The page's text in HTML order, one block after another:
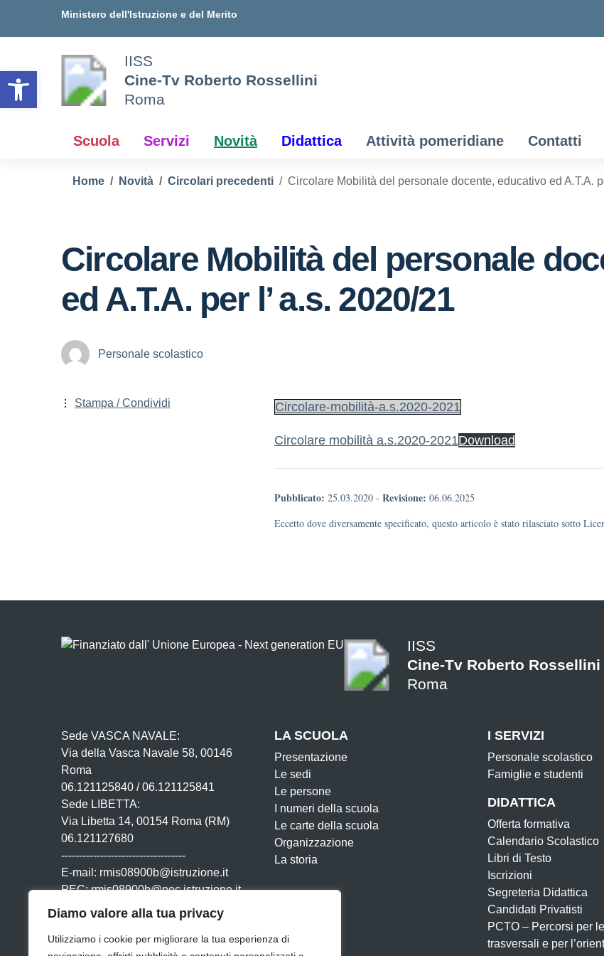
Diamo valore alla tua privacy
Utilizziamo i cookie per migliorare la tua esperienza di
Ministero dell'Istruzione e del Merito
IISS
Cine-Tv Roberto Rossellini
Roma
Scuola Servizi Novità Didattica Attività pomeridiane Contatti
Home Novità Circolari precedenti Circolare Mobilità del personale docente, educativo ed A.T.A.
Circolare Mobilità del personale
ed A.T.A. per l’ a.s. 2020/21
Personale scolastico
Circolare-mobilità-a.s.2020-2021
Circolare mobilità a.s.2020-2021Download
Pubblicato: 25.03.2020 - Revisione: 06.06.2025
Eccetto dove diversamente specificato, questo articolo è stato rilasciato sotto
Stampa / Condividi
IISS
Cine-Tv Roberto Rossellini
Roma
Sede VASCA NAVALE:
Via della Vasca Navale 58, 00146
Roma
06.121125840 / 06.121125841
Sede LIBETTA:
Via Libetta 14, 00154 Roma (RM)
06.121127680
-----------------------------------
E-mail: rmis08900b@istruzione.it
PEC: rmis08900b@pec.istruzione.it
Cod. IPA: istsc_rmis08900b
Cod. Mecc: rmis08900b
Cod. Fisc: 80201230580
LA SCUOLA
Presentazione
Le sedi
Le persone
I numeri della scuola
Le carte della scuola
Organizzazione
La storia
I SERVIZI
Personale scolastico
Famiglie e studenti
DIDATTICA
Offerta formativa
Calendario Scolastico
Libri di Testo
Iscrizioni
Segreteria Didattica
Candidati Privatisti
PCTO – Percorsi per
trasversali e per
Open toolbar